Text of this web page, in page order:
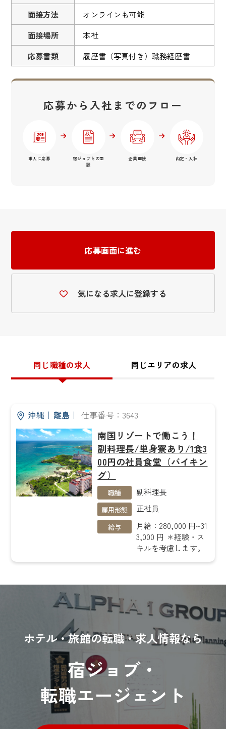
面接方法
オンラインも可能
面接場所
本社
応募書類
履歴書（写真付き）職務経歴書
応募から入社までのフロー
求人に応募
宿ジョブとの面
談
企業面接 内定・入社
応募画面に進む
気になる求人に登録する
同じ職種の求人 同じエリアの求人
沖縄｜ 離島 ｜ 仕事番号：3643
南国リゾートで働こう！
副料理長/単身寮あり/1食3
00円の社員食堂（バイキン
グ）
職種 副料理長
雇用形態 正社員
給与
月給：280,000 円~31
3,000 円 ＊経験・ス
キルを考慮します。
ホテル・旅館の転職・求人情報なら
宿ジョブ・
転職エージェント